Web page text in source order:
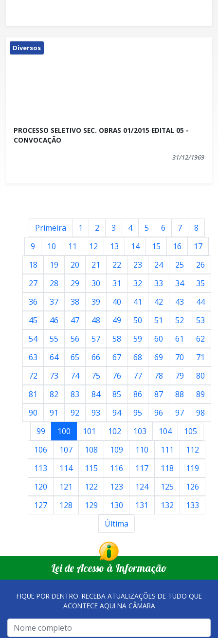
Diversos
PROCESSO SELETIVO SEC. OBRAS 01/2015 EDITAL 05 -
CONVOCAÇÃO
31/12/1969
Primeira 1 2 3 4 5 6 7
8
9
10 11 12 13 14 15 16
17
18
19 20 21 22 23 24 25
26
27
28 29 30 31 32 33 34
35
36
37 38 39 40 41 42 43
44
45
46 47 48 49 50 51 52
53
54
55 56 57 58 59 60 61
62
63
64 65 66 67 68 69 70
71
72
73 74 75 76 77 78 79
80
81
82 83 84 85 86 87 88
89
90
91 92 93 94 95 96 97
98
99
100 101 102 103 104
105
106
107 108 109 110 111
112
113
114 115 116 117 118
119
120
121 122 123 124 125
126
127
128 129 130 131 132
133
Última
Lei de Acesso à Informação
FIQUE POR DENTRO. RECEBA ATUALIZAÇÕES DE TUDO QUE
ACONTECE AQUI NA CÂMARA